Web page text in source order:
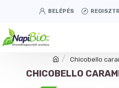
BELÉPÉS
Chicobello
CHICOBELLO